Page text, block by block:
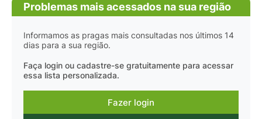
Problemas mais acessados na sua região
Informamos as pragas mais consultadas nos últimos 14
dias para a sua região.
Faça login ou cadastre-se gratuitamente para acessar
essa lista personalizada.
Fazer login